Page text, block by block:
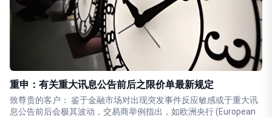
重申：有关重大讯息公告前后之限价单最新规定
致尊贵的客户： 鉴于金融市场对出现突发事件反应敏感或于重大讯
息公告前后会极其波动，交易商举例指出，如欧洲央行 (European